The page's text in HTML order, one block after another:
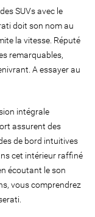
SUVs avec le
doit son nom au
la vitesse. Réputé
remarquables,
A essayer au
intégrale
assurent des
de bord intuitives
cet intérieur raffiné
écoutant le son
vous comprendrez